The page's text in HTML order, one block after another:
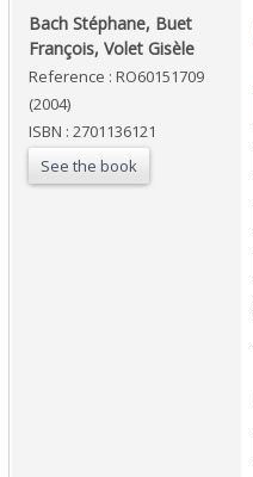
‎Bach Stéphane, Buet
François, Volet Gisèle‎
Reference : RO60151709
(2004)
ISBN : 2701136121
See the book